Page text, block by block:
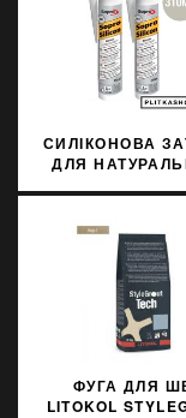
СИЛІКОНОВА
ДЛЯ
ФУГА ДЛЯ
LITOKOL